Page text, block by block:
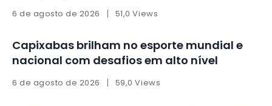
6 de agosto de 2026 51,0 Views
Capixabas brilham no esporte mundial e
nacional com desafios em alto nível
6 de agosto de 2026 59,0 Views